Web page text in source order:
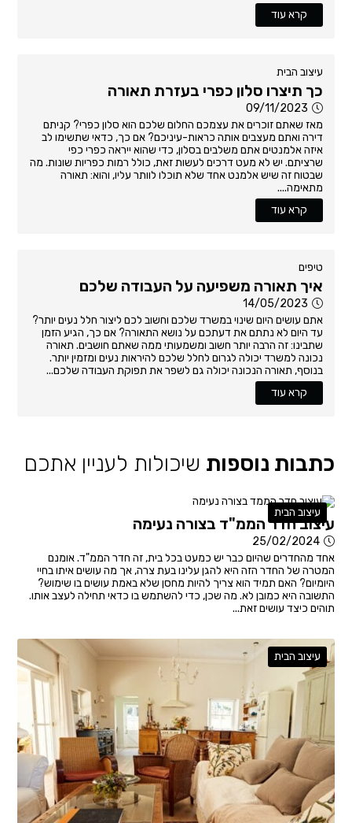
קרא עוד
עיצוב הבית
כך תיצרו סלון כפרי בעזרת תאורה
09/11/2023
מאז שאתם זוכרים את עצמכם החלום שלכם הוא סלון כפרי? קניתם
דירה ואתם מעצבים אותה כראות-עיניכם? אם כך, כדאי שתשימו לב
איזה אלמנטים אתם משלבים בסלון, כדי שהוא ייראה כפרי כפי
שרציתם. יש לא מעט דרכים לעשות זאת, כולל רמות כפריות שונות. מה
שבטוח זה שיש אלמנט אחד שלא תוכלו לוותר עליו, והוא: תאורה
מתאימה....
קרא עוד
טיפים
איך תאורה משפיעה על העבודה שלכם
14/05/2023
אתם עושים היום שינוי במשרד שלכם וחשוב לכם ליצור חלל נעים יותר?
עד היום לא נתתם את דעתכם על נושא התאורה? אם כך, הגיע הזמן
שתבינו: זה הרבה יותר חשוב ומשמעותי ממה שאתם חושבים. תאורה
נכונה למשרד יכולה לגרום לחלל שלכם להיראות נעים ומזמין יותר.
בנוסף, תאורה הנכונה יכולה גם לשפר את תפוקת העבודה שלכם...
קרא עוד
כתבות נוספות שיכולות לעניין אתכם
עיצוב הבית
עיצוב חדר הממ"ד בצורה נעימה
25/02/2024
אחד מהחדרים שהיום כבר יש כמעט בכל בית, זה חדר הממ"ד. אומנם
המטרה של החדר הזה היא להגן עלינו בעת צרה, אך מה עושים איתו בחיי
היומיום? האם תמיד הוא צריך להיות מחסן שלא באמת עושים בו שימוש?
התשובה היא כמובן לא. מה שכן, כדי להשתמש בו כדאי תחילה לעצב אותו.
תוהים כיצד עושים זאת...
עיצוב הבית